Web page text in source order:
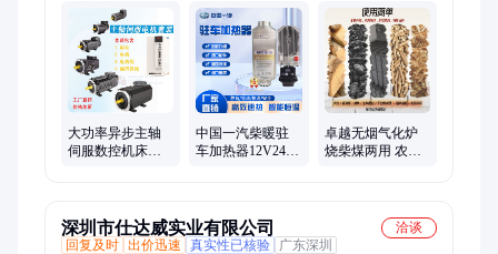
械男士手表、学生考试石英表
大功率异步主轴
伺服数控机床电
中国一汽柴暖驻
车加热器12V24V
卓越无烟气化炉
烧柴煤两用 农村
深圳市仕达威实业有限公司
洽谈
回复及时 出价迅速 真实性已核验
广东深圳